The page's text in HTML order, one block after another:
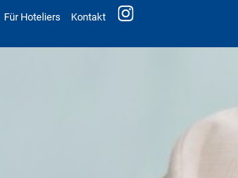
Für Hoteliers
Kontakt